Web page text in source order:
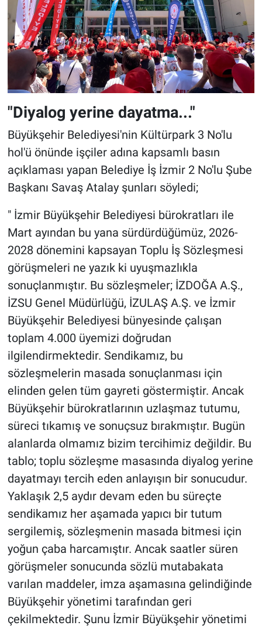
"Diyalog yerine dayatma..."
Büyükşehir Belediyesi'nin Kültürpark 3 No'lu
hol'ü önünde işçiler adına kapsamlı basın
açıklaması yapan Belediye İş İzmir 2 No'lu Şube
Başkanı Savaş Atalay şunları söyledi;
" İzmir Büyükşehir Belediyesi bürokratları ile
Mart ayından bu yana sürdürdüğümüz, 2026-
2028 dönemini kapsayan Toplu İş Sözleşmesi
görüşmeleri ne yazık ki uyuşmazlıkla
sonuçlanmıştır. Bu sözleşmeler; İZDOĞA A.Ş.,
İZSU Genel Müdürlüğü, İZULAŞ A.Ş. ve İzmir
Büyükşehir Belediyesi bünyesinde çalışan
toplam 4.000 üyemizi doğrudan
ilgilendirmektedir. Sendikamız, bu
sözleşmelerin masada sonuçlanması için
elinden gelen tüm gayreti göstermiştir. Ancak
Büyükşehir bürokratlarının uzlaşmaz tutumu,
süreci tıkamış ve sonuçsuz bırakmıştır. Bugün
alanlarda olmamız bizim tercihimiz değildir. Bu
tablo; toplu sözleşme masasında diyalog yerine
dayatmayı tercih eden anlayışın bir sonucudur.
Yaklaşık 2,5 aydır devam eden bu süreçte
sendikamız her aşamada yapıcı bir tutum
sergilemiş, sözleşmenin masada bitmesi için
yoğun çaba harcamıştır. Ancak saatler süren
görüşmeler sonucunda sözlü mutabakata
varılan maddeler, imza aşamasına gelindiğinde
Büyükşehir yönetimi tarafından geri
çekilmektedir. Şunu İzmir Büyükşehir yönetimi